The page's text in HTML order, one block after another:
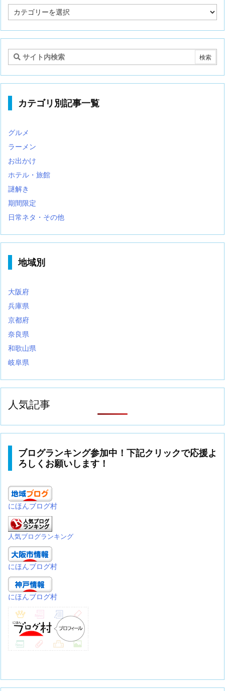
事
テ
リ
カテゴリ別記事一覧
グルメ
ラーメン
お出かけ
ホテル・旅館
謎解き
期間限定
日常ネタ・その他
地域別
大阪府
兵庫県
京都府
奈良県
和歌山県
岐阜県
人気記事
ブログランキング参加中！下記クリックで応援よ
ろしくお願いします！
にほんブログ村
人気ブログランキング
にほんブログ村
にほんブログ村